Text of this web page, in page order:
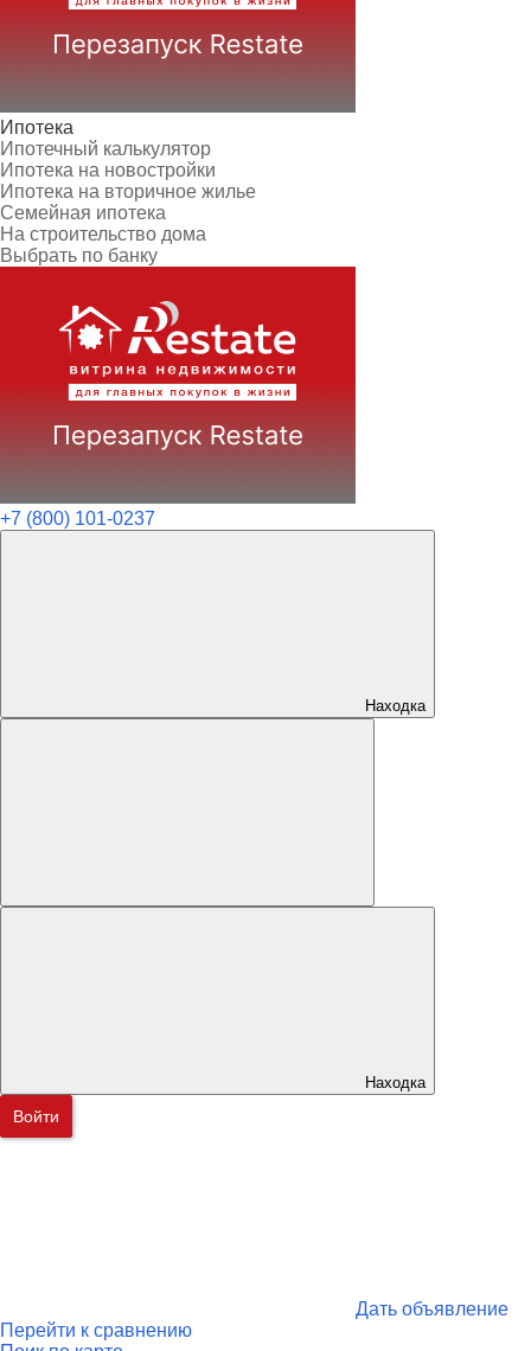
Ипотека
Ипотечный калькулятор
Ипотека на новостройки
Ипотека на вторичное жилье
Семейная ипотека
На строительство дома
Выбрать по банку
+7 (800) 101-0237
Находка
Находка
Войти
Дать объявление
Перейти к сравнению